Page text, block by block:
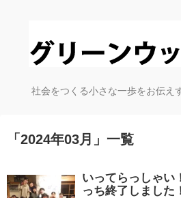
社会をつくる小さな一歩をお伝え
「 2024年03月 」 一覧
いってらっしゃい
っち終了しました！